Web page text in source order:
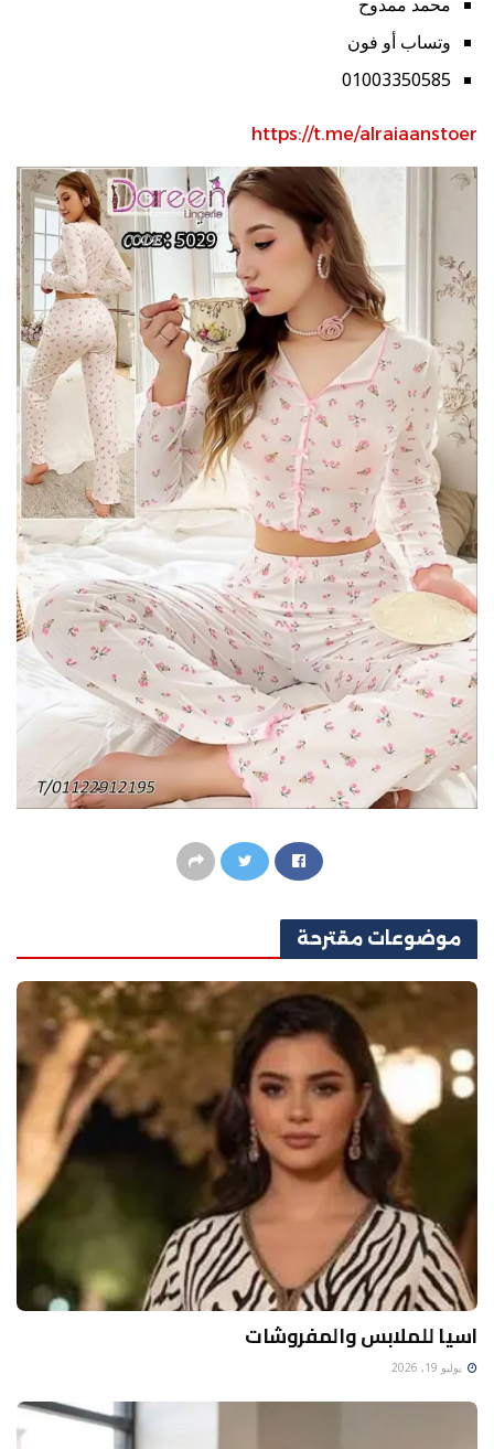
وتساب أو فون
01003350585
https://t.me/alraiaanstoer
موضوعات مقترحة
اسيا للملابس والمفروشات
يوليو 19, 2026